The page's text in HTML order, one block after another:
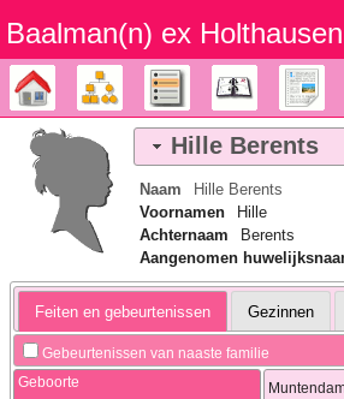
Baalman‎‎‎‎‎(n)‎‎‎‎‎ ex
Stamboom DiagrammenLijsten Kalender
Hille Berents
Naam Hille Berents
Voornamen
Hille
Achternaam
Berents
Aangenomen
Feiten en gebeurtenissen Gezinnen
Gebeurtenissen van naaste familie
Geboorte